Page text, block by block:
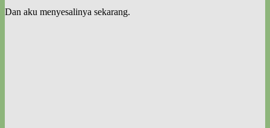
Dan aku menyesalinya sekarang.